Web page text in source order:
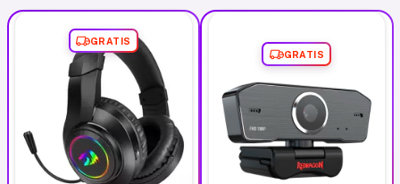
GRATIS
GRATIS